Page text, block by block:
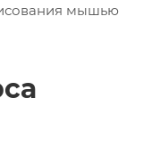
мышью